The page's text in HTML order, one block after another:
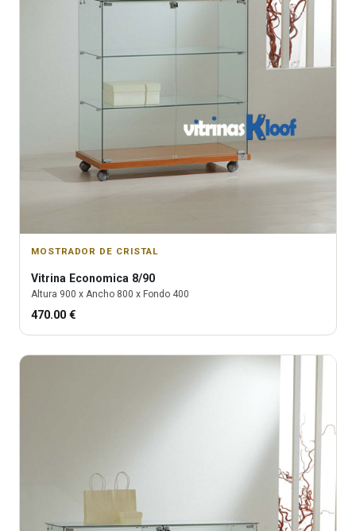
MOSTRADOR DE CRISTAL
Vitrina Economica 8/90
Altura 900 x Ancho 800 x Fondo 400
470.00 €